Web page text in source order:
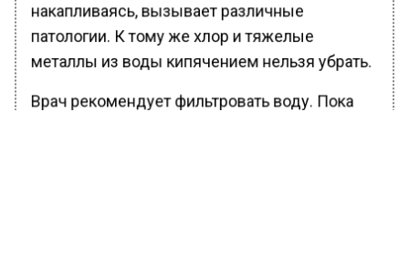
накапливаясь, вызывает различные
патологии. К тому же хлор и тяжелые
металлы из воды кипячением нельзя убрать.
Врач рекомендует фильтровать воду. Пока